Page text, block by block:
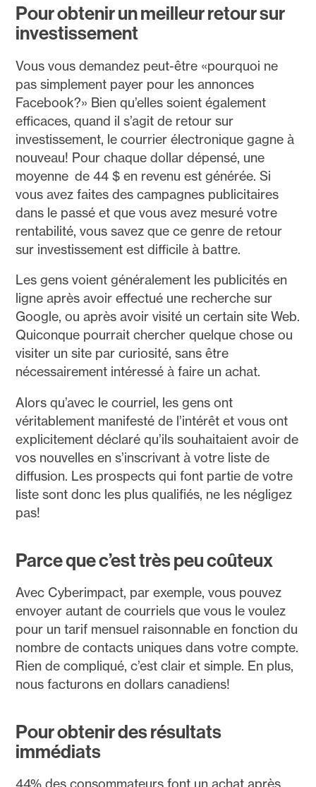
Pour obtenir un meilleur retour sur
investissement
Vous vous demandez peut-être «pourquoi ne
pas simplement payer pour les annonces
Facebook?» Bien qu’elles soient également
efficaces, quand il s’agit de retour sur
investissement, le courrier électronique gagne à
nouveau! Pour chaque dollar dépensé, une
moyenne de 44 $ en revenu est générée. Si
vous avez faites des campagnes publicitaires
dans le passé et que vous avez mesuré votre
rentabilité, vous savez que ce genre de retour
sur investissement est difficile à battre.
Les gens voient généralement les publicités en
ligne après avoir effectué une recherche sur
Google, ou après avoir visité un certain site Web.
Quiconque pourrait chercher quelque chose ou
visiter un site par curiosité, sans être
nécessairement intéressé à faire un achat.
Alors qu’avec le courriel, les gens ont
véritablement manifesté de l’intérêt et vous ont
explicitement déclaré qu’ils souhaitaient avoir de
vos nouvelles en s’inscrivant à votre liste de
diffusion. Les prospects qui font partie de votre
liste sont donc les plus qualifiés, ne les négligez
pas!
Parce que c’est très peu coûteux
Avec Cyberimpact, par exemple, vous pouvez
envoyer autant de courriels que vous le voulez
pour un tarif mensuel raisonnable en fonction du
nombre de contacts uniques dans votre compte.
Rien de compliqué, c’est clair et simple. En plus,
nous facturons en dollars canadiens!
Pour obtenir des résultats
immédiats